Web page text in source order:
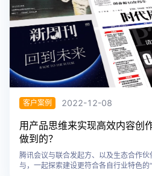
客户案例 2022-12-08
用产品思维来实现高效内容创
做到的？
腾讯会议与联合发起方、以及生态合作
与，一起探索建设更符合各自行业特色的“